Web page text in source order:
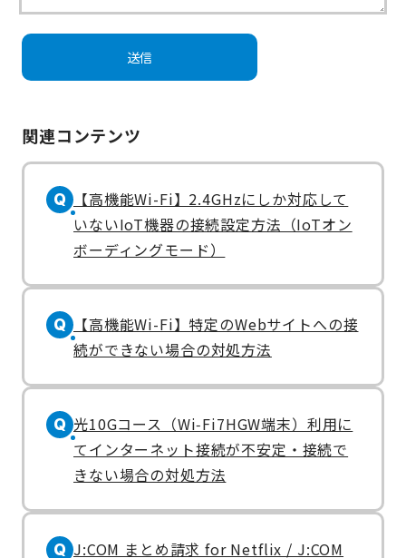
関連コンテンツ
Q
【高機能Wi-Fi】2.4GHzにしか対応して
いないIoT機器の接続設定方法（IoTオン
ボーディングモード）
Q
【高機能Wi-Fi】特定のWebサイトへの接
続ができない場合の対処方法
Q 光10Gコース（Wi‑Fi7HGW端末）利用に
てインターネット接続が不安定・接続で
きない場合の対処方法
Q J:COM まとめ請求 for Netflix / J:COM